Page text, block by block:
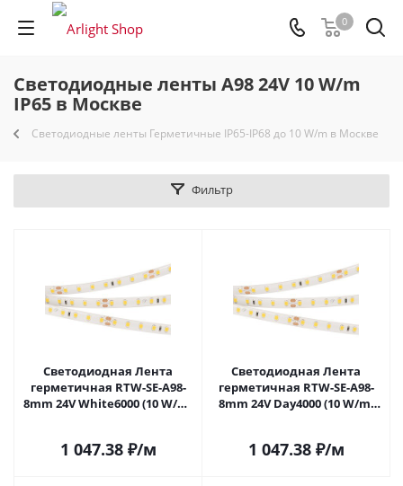
0
Светодиодные ленты A98 24V 10 W/m
IP65 в Москве
Светодиодные ленты Герметичные IP65-IP68 до 10 W/m в Москве
Фильтр
Светодиодная Лента
герметичная RTW-SE-A98-
8mm 24V White6000 (10 W/m,
1 047.38₽/м
Светодиодная Лента
герметичная RTW-SE-A98-
8mm 24V Day4000 (10 W/m,
1 047.38₽/м